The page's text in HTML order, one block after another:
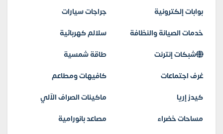
بوابات إلكترونية
جراجات سيارات
خدمات الصيانة والنظافة
سلالم كهربائية
شبكات إنترنت
طاقة شمسية
غرف اجتماعات
كافيهات ومطاعم
كيدز إريا
ماكينات الصراف الآلي
مساحات خضراء
مصاعد بانورامية